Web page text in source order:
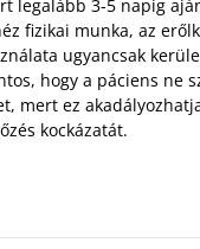
legalább 3-5 napig
fizikai munka, az
ugyancsak
hogy a páciens ne
mert ez
kockázatát.